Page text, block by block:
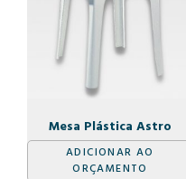
Mesa Plástica Astro
ADICIONAR AO
ORÇAMENTO